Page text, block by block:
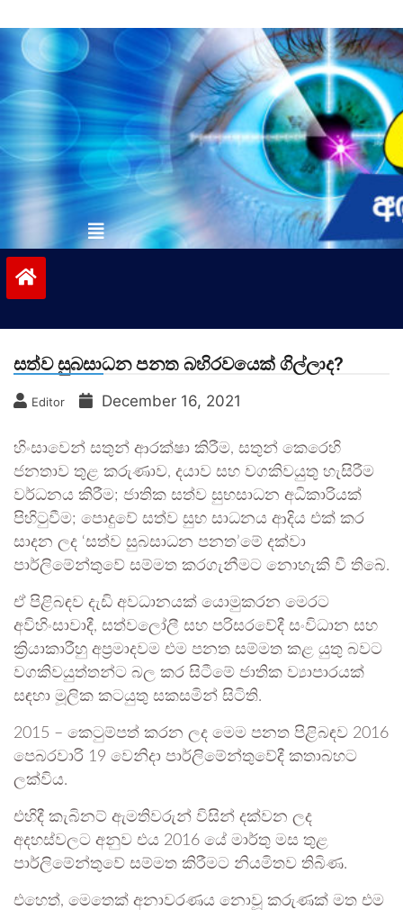
to
contentvinivida.lk
සත්ව සුබසාධන පනත බහිරවයෙක් ගිල්ලාද?
Editor December 16, 2021
හිංසාවෙන් සතුන් ආරක්ෂා කිරීම, සතුන් කෙරෙහි
ජනතාව තුළ කරුණාව, දයාව සහ වගකිවයුතු හැසිරීම
වර්ධනය කිරීම; ජාතික සත්ව සුභසාධන අධිකාරියක්
පිහිටුවීම; පොදුවේ සත්ව සුභ සාධනය ආදිය එක් කර
සාදන ලද ‘සත්ව සුබසාධන පනත’මේ දක්වා
පාර්ලිමේන්තුවේ සම්මත කරගැනීමට නොහැකි වී තිබේ.
ඒ පිළිබඳව දැඩි අවධානයක් යොමුකරන මෙරට
අවිහිංසාවාදී, සත්වලෝලී සහ පරිසරවේදී සංවිධාන සහ
ක්‍රියාකාරීහු අප්‍රමාදවම එම පනත සම්මත කළ යුතු බවට
වගකිවයුත්තන්ට බල කර සිටීමේ ජාතික ව්‍යාපාරයක්
සඳහා මූලික කටයුතු සකසමින් සිටිති.
2015 – කෙටුම්පත් කරන ලද මෙම පනත පිළිබඳව 2016
පෙබරවාරි 19 වෙනිදා පාර්ලිමේන්තුවේදී කතාබහට
ලක්විය.
එහිදී කැබිනට් ඇමතිවරුන් විසින් දක්වන ලද
අදහස්වලට අනුව එය 2016 යේ මාර්තු මස තුළ
පාර්ලිමේන්තුවේ සම්මත කිරීමට නියමිතව තිබිණ.
එහෙත්, මෙතෙක් අනාවරණය නොවූ කරුණක් මත එම